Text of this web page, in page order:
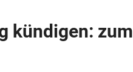
kündigen: